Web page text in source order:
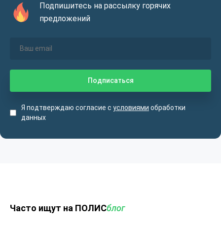
Подпишитесь на рассылку горячих
предложений
Я подтверждаю согласие с условиями обработки
данных
Часто ищут на ПОЛИСблог